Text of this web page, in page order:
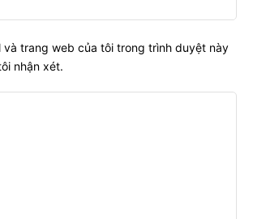
và trang web của tôi trong trình duyệt này
nhận xét.